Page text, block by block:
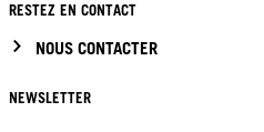
RESTEZ EN CONTACT
NOUS CONTACTER
NEWSLETTER